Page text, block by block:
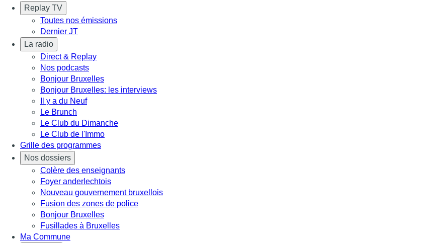
Replay TV
Toutes nos émissions
Dernier JT
La radio
Direct & Replay
Nos podcasts
Bonjour Bruxelles
Bonjour Bruxelles: les interviews
Il y a du Neuf
Le Brunch
Le Club du Dimanche
Le Club de l'Immo
Grille des programmes
Nos dossiers
Colère des enseignants
Foyer anderlechtois
Nouveau gouvernement bruxellois
Fusion des zones de police
Bonjour Bruxelles
Fusillades à Bruxelles
Ma Commune